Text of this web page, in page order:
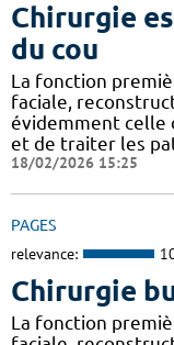
Chirurgie
du cou
La fonction
faciale,
évidemment celle
et de traiter les
18/02/2026 15:25
PAGES
relevance:
Chirurgie
La fonction